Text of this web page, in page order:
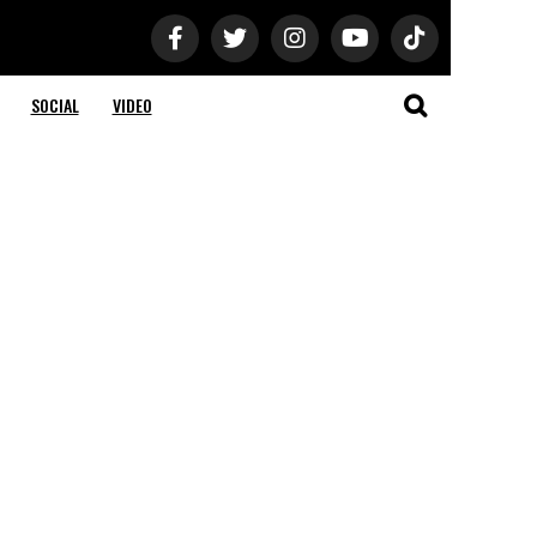
SOCIAL VIDEO